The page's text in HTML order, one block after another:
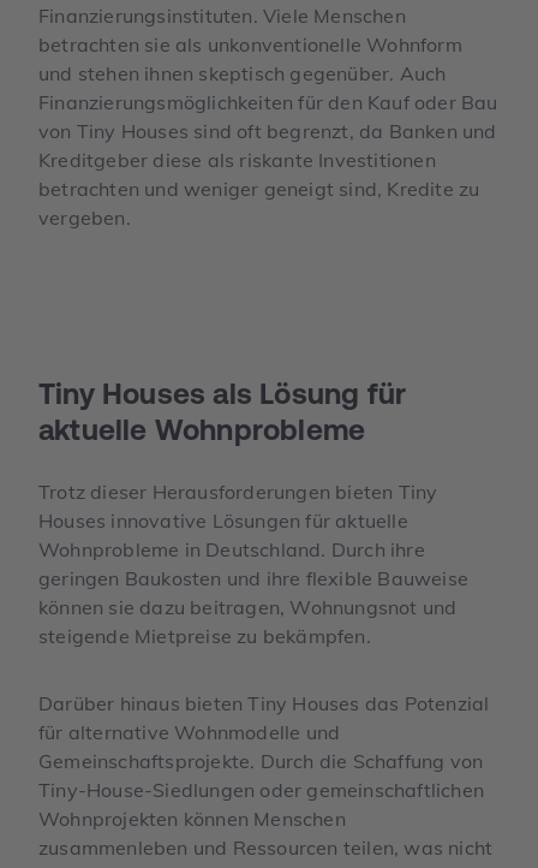
Finanzierungsinstituten. Viele Menschen
betrachten sie als unkonventionelle Wohnform
und stehen ihnen skeptisch gegenüber. Auch
Finanzierungsmöglichkeiten für den Kauf oder Bau
von Tiny Houses sind oft begrenzt, da Banken und
Kreditgeber diese als riskante Investitionen
betrachten und weniger geneigt sind, Kredite zu
vergeben.
Tiny Houses als Lösung für
aktuelle Wohn­probleme
Trotz dieser Herausforderungen bieten Tiny
Houses innovative Lösungen für aktuelle
Wohnprobleme in Deutschland. Durch ihre
geringen Baukosten und ihre flexible Bauweise
können sie dazu beitragen, Wohnungsnot und
steigende Mietpreise zu bekämpfen.
Darüber hinaus bieten Tiny Houses das Potenzial
für alternative Wohnmodelle und
Gemeinschaftsprojekte. Durch die Schaffung von
Tiny-House-Siedlungen oder gemeinschaftlichen
Wohnprojekten können Menschen
zusammenleben und Ressourcen teilen, was nicht